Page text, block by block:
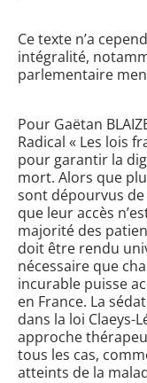
Ce texte n’a
intégralité,
parlementaire
Pour Gaëtan
Radical « Les lois
pour garantir la
mort. Alors que
sont dépourvus
que leur accès
majorité des
doit être rendu
nécessaire que
incurable puisse
en France. La
dans la loi Claeys-
approche
tous les cas,
atteints de la